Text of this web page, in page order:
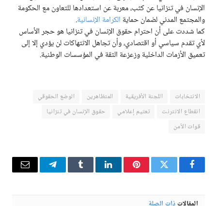
الإنسان في تنزانيا عن كثب، معربة عن استعدادها للتعاون مع الحكومة
والمجتمع المدني لضمان حماية الكرامة الإنسانية.
كما شددت على أن احترام حقوق الإنسان في تنزانيا هو حجر الأساس
لأي تقدم سياسي أو اقتصادي، وأن تجاهل الانتهاكات لن يؤدي إلا إلى
تعميق الأزمات الداخلية وزعزعة الثقة في المؤسسات الوطنية.
الانتخابات اللجنة الأفريقية المتظاهرين
الوضع الحقوقي
انقطاع الانترنت
تعتيم إعلامي
حقوق الإنسان في تنزانيا
قوات الأمن
فيسبوكتويتر بينتيريستلينكدإن Tumblr تيلقرام البريد